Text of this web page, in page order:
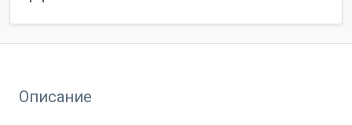
Описание